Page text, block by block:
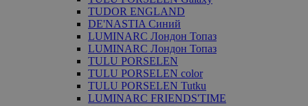
TUDOR ENGLAND
DE'NASTIA Синий
LUMINARC Лондон Топаз
LUMINARC Лондон Топаз
TULU PORSELEN
TULU PORSELEN color
TULU PORSELEN Tutku
LUMINARC FRIENDS'TIME